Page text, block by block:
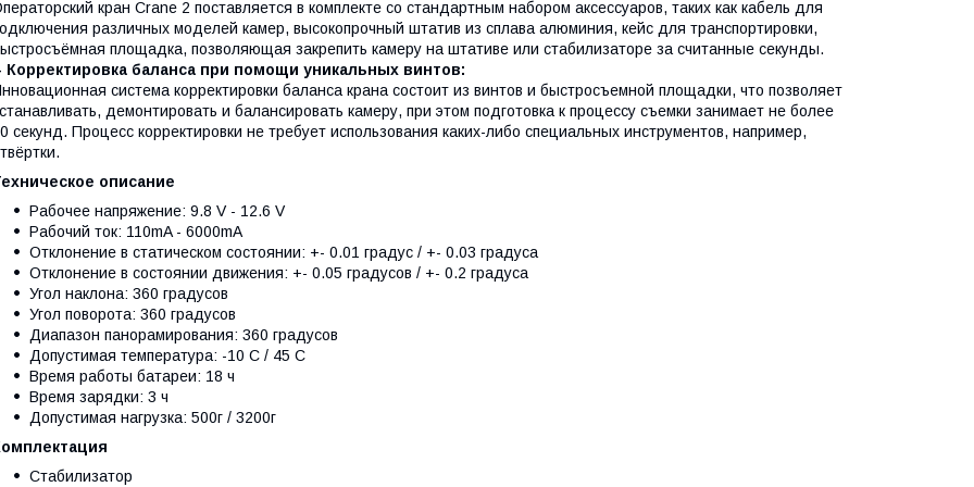
кран Crane 2 поставляется в комплекте со стандартным набором аксессуаров, таких как кабель для
различных моделей камер, высокопрочный штатив из сплава алюминия, кейс для транспортировки,
площадка, позволяющая закрепить камеру на штативе или стабилизаторе за считанные секунды.
Корректировка баланса при помощи уникальных винтов:
система корректировки баланса крана состоит из винтов и быстросъемной площадки, что позволяет
демонтировать и балансировать камеру, при этом подготовка к процессу съемки занимает не более
секунд. Процесс корректировки не требует использования каких-либо специальных инструментов, например,
описание
Рабочее напряжение: 9.8 V - 12.6 V
Рабочий ток: 110mA - 6000mA
Отклонение в статическом состоянии: +- 0.01 градус / +- 0.03 градуса
Отклонение в состоянии движения: +- 0.05 градусов / +- 0.2 градуса
Угол наклона: 360 градусов
Угол поворота: 360 градусов
Диапазон панорамирования: 360 градусов
Допустимая температура: -10 С / 45 С
Время работы батареи: 18 ч
Время зарядки: 3 ч
Допустимая нагрузка: 500г / 3200г
Стабилизатор